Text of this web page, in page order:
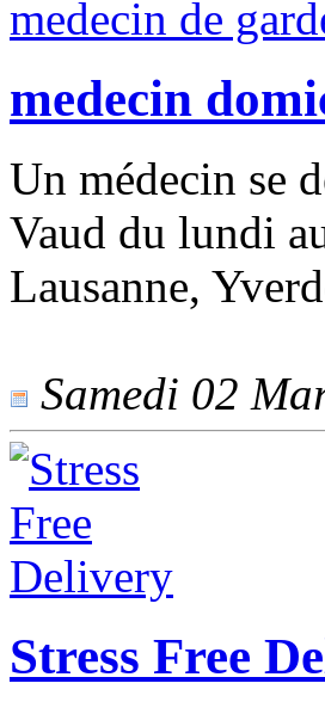
medecin
Un médecin se
Vaud du lundi
Lausanne,
Samedi 02
Stress Free